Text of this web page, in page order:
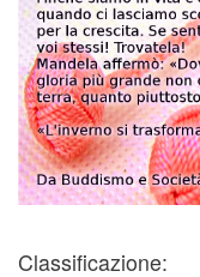
Classificazione: